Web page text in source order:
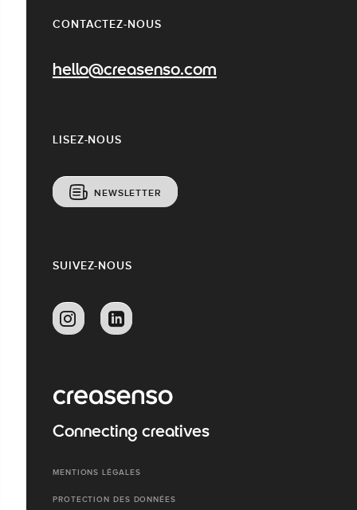
CONTACTEZ-NOUS
hello@creasenso.com
LISEZ-NOUS
NEWSLETTER
SUIVEZ-NOUS
Connecting creatives
MENTIONS LÉGALES
PROTECTION DES DONNÉES